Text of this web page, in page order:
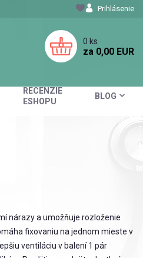
RECENZIE
ESHOPU
BLOG
Prihlásenie
0 ks
za 0,00 EUR
nárazy a umožňuje rozloženie
fixovaniu na jednom mieste v
ventiláciu v balení 1 pár